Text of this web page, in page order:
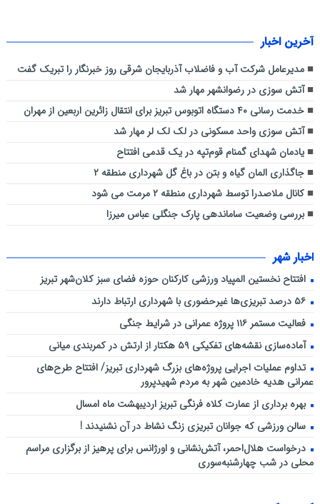
آخرین اخبار
مدیرعامل شرکت آب و فاضلاب آذربایجان شرقی روز خبرنگار را تبریک گفت
آتش سوزی در رضوانشهر مهار شد
خدمت رسانی ۴۰ دستگاه اتوبوس تبریز برای انتقال زائرین اربعین از مهران
آتش سوزی واحد مسکونی در لک لک لر مهار شد
یادمان شهدای گمنام قوم‌تپه در یک قدمی افتتاح
جاگذاری المان گیاه و بتن در باغ گل شهرداری منطقه ۲
کانال ملاصدرا توسط شهرداری منطقه ۲ مرمت می شود
بررسی وضعیت ساماندهی پارک جنگلی عباس میرزا
اخبار شهر
افتتاح نخستین المپیاد ورزشی کارکنان حوزه فضای سبز کلان‌شهر تبریز
۵۶ درصد تبریزی‌ها غیرحضوری با شهرداری ارتباط دارند
فعالیت مستمر ۱۱۶ پروژه عمرانی در شرایط جنگی
آماده‌سازی نقشه‌های تفکیکی ۵۹ هکتار از ارتش در کمربندی میانی
تداوم عملیات اجرایی پروژه‌های بزرگ شهرداری تبریز/ افتتاح طرح‌های
عمرانی هدیه خادمین شهر به مردم شهیدپرور
بهره برداری از عمارت کلاه فرنگی تبریز اردیبهشت ماه امسال
سالن ورزشی که جوانان تبریزی زنگ نشاط در آن نشنیدند !
درخواست هلال‌احمر، آتش‌نشانی و اورژانس برای پرهیز از برگزاری مراسم
محلی در شب چهارشنبه‌سوری